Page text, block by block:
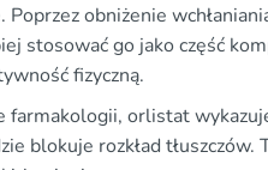
Poprzez obniżenie
stosować go jako część
fizyczną.
orlistat
blokuje rozkład